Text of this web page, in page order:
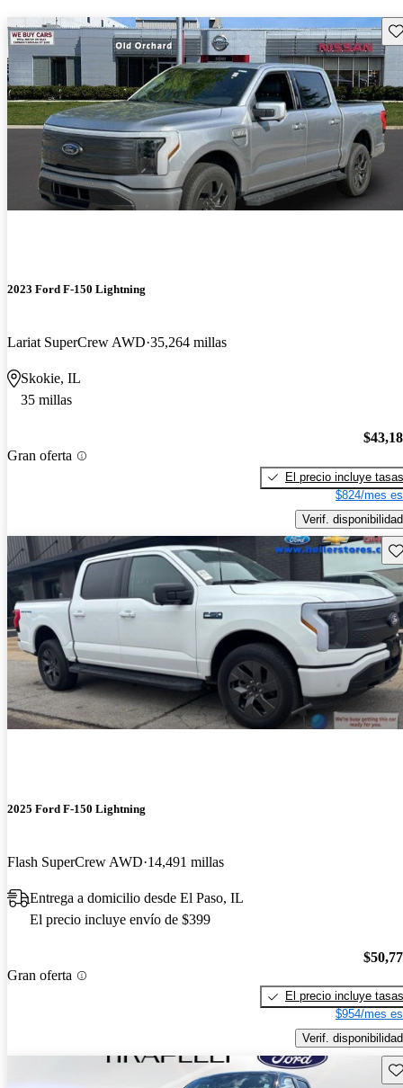
2023 Ford F-150 Lightning
Lariat SuperCrew AWD 35,264 millas
Skokie, IL
35 millas
Gran oferta
El precio incluye tasas
$824/mes
Verif. disponibilidad
2025 Ford F-150 Lightning
Flash SuperCrew AWD 14,491 millas
Entrega a domicilio desde El Paso, IL
El precio incluye envío de $399
Gran oferta
El precio incluye tasas
$954/mes
Verif. disponibilidad